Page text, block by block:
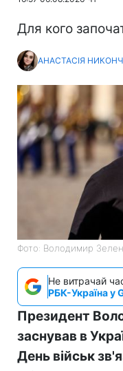
Для кого
АНАСТАСІЯ
Фото: Володимир
Не витрачай
РБК-Україна у
Президент
заснував в
День військ